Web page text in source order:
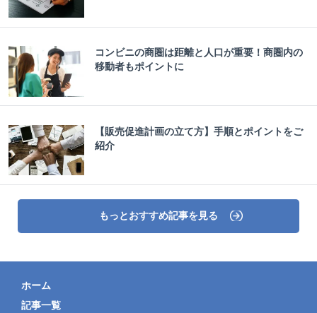
コンビニの商圏は距離と人口が重要！商圏内の
移動者もポイントに
【販売促進計画の立て方】手順とポイントをご
紹介
もっとおすすめ記事を見る
ホーム
記事一覧